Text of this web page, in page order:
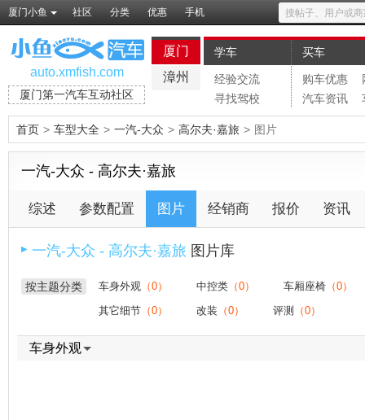
厦门小鱼 社区 分类 优惠 手机
auto.xmfish.com
厦门第一汽车互动社区
厦门
漳州
学车
经验交流
寻找驾校
买车
购车优惠
汽车资讯
首页 > 车型大全 > 一汽-大众 > 高尔夫·嘉旅 > 图片
一汽-大众 - 高尔夫·嘉旅
综述 参数配置 图片 经销商 报价 资讯
▶ 一汽-大众 - 高尔夫·嘉旅 图片库
按主题分类 车身外观 （0） 中控类 （0） 车厢座椅 （0）
其它细节 （0） 改装 （0） 评测 （0）
车身外观